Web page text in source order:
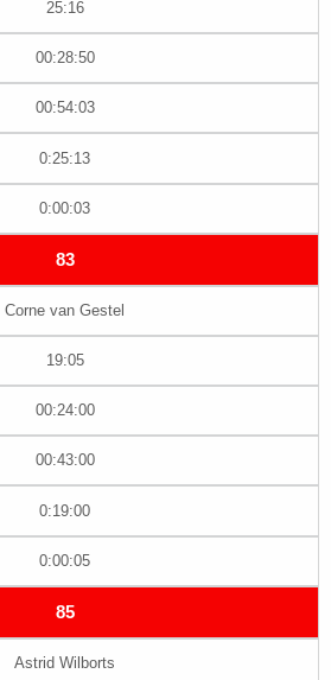
25:16
00:28:50
00:54:03
0:25:13
0:00:03
83
Corne van Gestel
19:05
00:24:00
00:43:00
0:19:00
0:00:05
85
Astrid Wilborts